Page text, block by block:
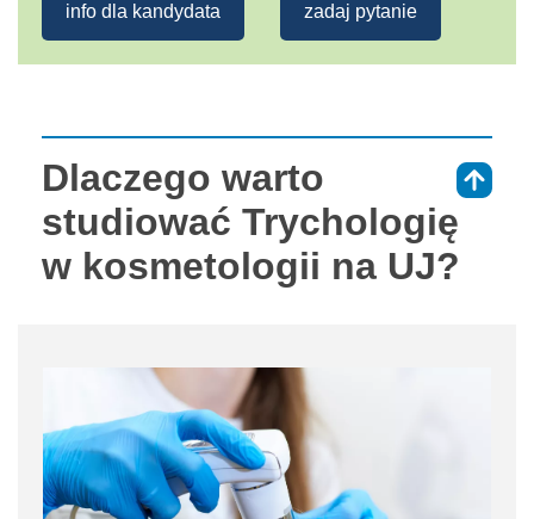
info dla kandydata zadaj pytanie
Dlaczego warto
studiować Trychologię
w kosmetologii na UJ?